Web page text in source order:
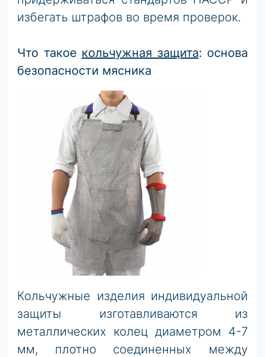
избегать штрафов во время проверок.
Что такое кольчужная защита: основа
безопасности мясника
Кольчужные изделия индивидуальной
защиты изготавливаются из
металлических колец диаметром 4-7
мм, плотно соединенных между